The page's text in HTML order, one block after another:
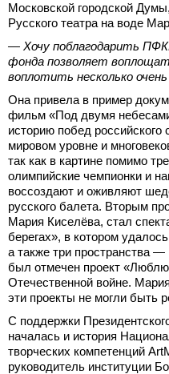
Московской городской
Русского театра на воде
— Хочу поблагодарить
фонда позволяет
воплотить несколько
Она привела в пример
фильм «Под двумя
историю побед российского
мировом уровне и
так как в картине помимо
олимпийские чемпионки и
воссоздают и оживляют
русского балета. Вторым
Мария Киселёва, стал
берегах», в котором
а также три пространства
был отмечен проект
Отечественной войне.
эти проекты не могли быть
С поддержки
началась и история
творческих компетенций
руководитель институции